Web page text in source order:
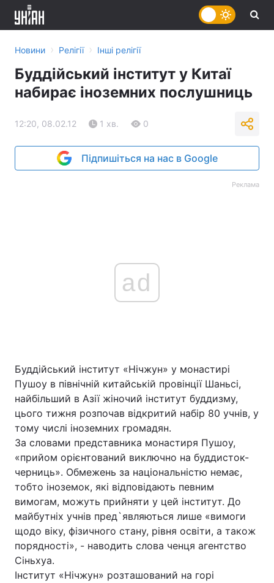
Новини › Релігії › Інші релігії
Буддійський інститут у Китаї
набирає іноземних послушниць
12:20, 08.02.12 1 хв. 0
Підпишіться на нас в Google
Реклама
ad
Буддійський інститут «Нічжун» у монастирі
Пушоу в північній китайській провінції Шаньсі,
найбільший в Азії жіночий інститут буддизму,
цього тижня розпочав відкритий набір 80 учнів, у
тому числі іноземних громадян.
За словами представника монастиря Пушоу,
«прийом орієнтований виключно на буддисток-
черниць». Обмежень за національністю немає,
тобто іноземок, які відповідають певним
вимогам, можуть прийняти у цей інститут. До
майбутніх учнів пред`являються лише «вимоги
щодо віку, фізичного стану, рівня освіти, а також
порядності», - наводить слова ченця агентство
Сіньхуа.
Інститут «Нічжун» розташований на горі